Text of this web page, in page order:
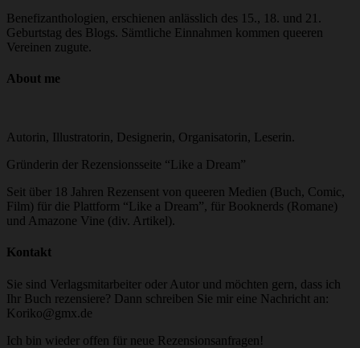
Benefizanthologien, erschienen anlässlich des 15., 18. und 21.
Geburtstag des Blogs. Sämtliche Einnahmen kommen queeren
Vereinen zugute.
About me
Autorin, Illustratorin, Designerin, Organisatorin, Leserin.
Gründerin der Rezensionsseite “Like a Dream”
Seit über 18 Jahren Rezensent von queeren Medien (Buch, Comic,
Film) für die Plattform “Like a Dream”, für Booknerds (Romane)
und Amazone Vine (div. Artikel).
Kontakt
Sie sind Verlagsmitarbeiter oder Autor und möchten gern, dass ich
Ihr Buch rezensiere? Dann schreiben Sie mir eine Nachricht an:
Koriko@gmx.de
Ich bin wieder offen für neue Rezensionsanfragen!